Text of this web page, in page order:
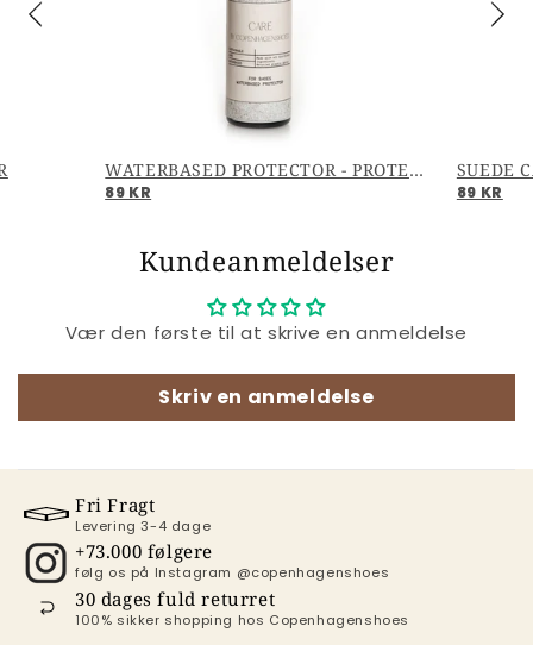
WATERBASED PROTECTOR - PROTECTOR
89 KR
SUEDE
89 KR
Kundeanmeldelser
Vær den første til at skrive en anmeldelse
Skriv en anmeldelse
Fri Fragt
Levering 3-4 dage
+73.000 følgere
følg os på Instagram @copenhagenshoes
30 dages fuld returret
100% sikker shopping hos Copenhagenshoes